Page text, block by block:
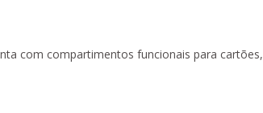
com compartimentos funcionais para cartões,